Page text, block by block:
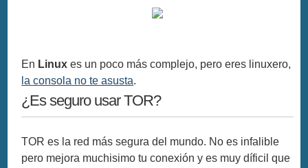
En Linuxes un poco más complejo, pero eres linuxero,
la consola no te asusta.
¿Es seguro usar TOR?
TOR es la red más segura del mundo. No es infalible
pero mejora muchisimo tu conexión y es muy díficil que